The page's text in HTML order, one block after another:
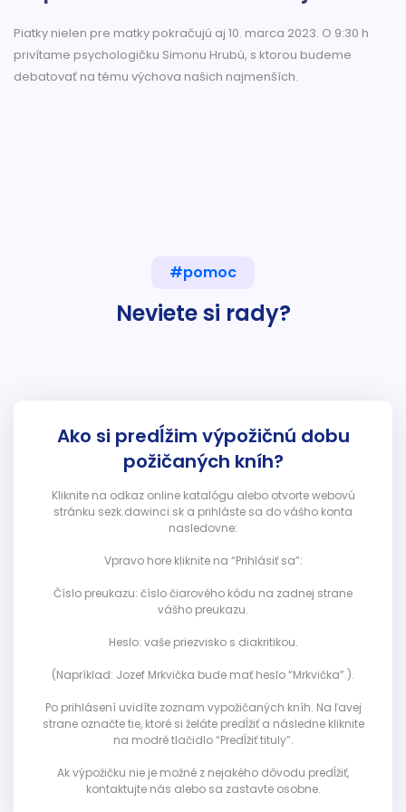
Piatky nielen pre matky pokračujú aj 10. marca 2023. O 9:30 h
privítame psychologičku Simonu Hrubú, s ktorou budeme
debatovať na tému výchova našich najmenších.
#pomoc
Neviete si rady?
Ako si predĺžim výpožičnú dobu
požičaných kníh?
Kliknite na odkaz online katalógu alebo otvorte webovú
stránku sezk.dawinci.sk a prihláste sa do vášho konta
nasledovne:
Vpravo hore kliknite na “Prihlásiť sa”:
Číslo preukazu: číslo čiarového kódu na zadnej strane
vášho preukazu.
Heslo: vaše priezvisko s diakritikou.
(Napríklad: Jozef Mrkvička bude mať heslo “Mrkvička”.).
Po prihlásení uvidíte zoznam vypožičaných kníh. Na ľavej
strane označte tie, ktoré si želáte predĺžiť a následne kliknite
na modré tlačidlo “Predĺžiť tituly”.
Ak výpožičku nie je možné z nejakého dôvodu predĺžiť,
kontaktujte nás alebo sa zastavte osobne.